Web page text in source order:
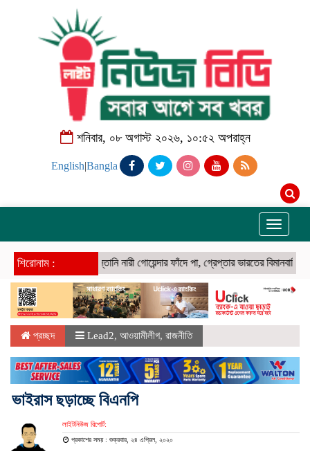
শনিবার, ০৮ অগাস্ট ২০২৬, ১০:৫২ অপরাহ্ন
English|Bangla
Toggle
শিরোনাম :পাকিস্তানি নারী গোয়েন্দার ফাঁদে পা, গ্রেপ্তার ভারতের বিমানবাহিনীর পাইলট
প্রচ্ছদ Lead2, আওয়ামীলীগ, রাজনীতি
ভাইরাস ছড়াচ্ছে বিএনপি
লাইটনিউজ রিপোর্ট:
প্রকাশের সময় : শুক্রবার, ২৪ এপ্রিল, ২০২০